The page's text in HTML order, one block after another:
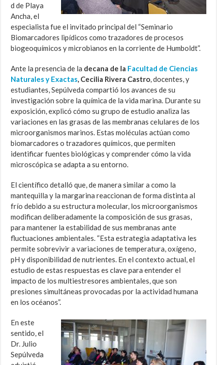
d de Playa
Ancha, el
especialista fue el invitado principal del “Seminario
Biomarcadores lipídicos como trazadores de procesos
biogeoquímicos y microbianos en la corriente de Humboldt”.
Ante la presencia de la decana de la Facultad de Ciencias
Naturales y Exactas , Cecilia Rivera Castro , docentes, y
estudiantes, Sepúlveda compartió los avances de su
investigación sobre la química de la vida marina. Durante su
exposición, explicó cómo su grupo de estudio analiza las
variaciones en las grasas de las membranas celulares de los
microorganismos marinos. Estas moléculas actúan como
biomarcadores o trazadores químicos, que permiten
identificar fuentes biológicas y comprender cómo la vida
microscópica se adapta a su entorno.
El científico detalló que, de manera similar a como la
mantequilla y la margarina reaccionan de forma distinta al
frío debido a su estructura molecular, los microorganismos
modifican deliberadamente la composición de sus grasas,
para mantener la estabilidad de sus membranas ante
fluctuaciones ambientales. “Esta estrategia adaptativa les
permite sobrevivir a variaciones de temperatura, oxígeno,
pH y disponibilidad de nutrientes. En el contexto actual, el
estudio de estas respuestas es clave para entender el
impacto de los multiestresores ambientales, que son
presiones simultáneas provocadas por la actividad humana
en los océanos”.
En este
sentido, el
Dr. Julio
Sepúlveda